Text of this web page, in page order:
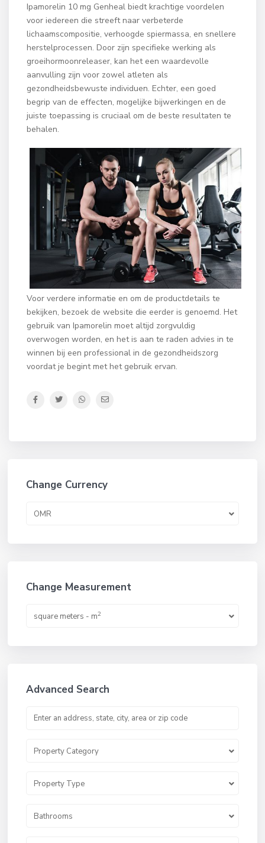
Ipamorelin 10 mg Genheal biedt krachtige voordelen
voor iedereen die streeft naar verbeterde
lichaamscompositie, verhoogde spiermassa, en snellere
herstelprocessen. Door zijn specifieke werking als
groeihormoonreleaser, kan het een waardevolle
aanvulling zijn voor zowel atleten als
gezondheidsbewuste individuen. Echter, een goed
begrip van de effecten, mogelijke bijwerkingen en de
juiste toepassing is cruciaal om de beste resultaten te
behalen.
Voor verdere informatie en om de productdetails te
bekijken, bezoek de website die eerder is genoemd. Het
gebruik van Ipamorelin moet altijd zorgvuldig
overwogen worden, en het is aan te raden advies in te
winnen bij een professional in de gezondheidszorg
voordat je begint met het gebruik ervan.
Change Currency
OMR
Change Measurement
square meters - m2
Advanced Search
Property Category
Property Type
Bathrooms